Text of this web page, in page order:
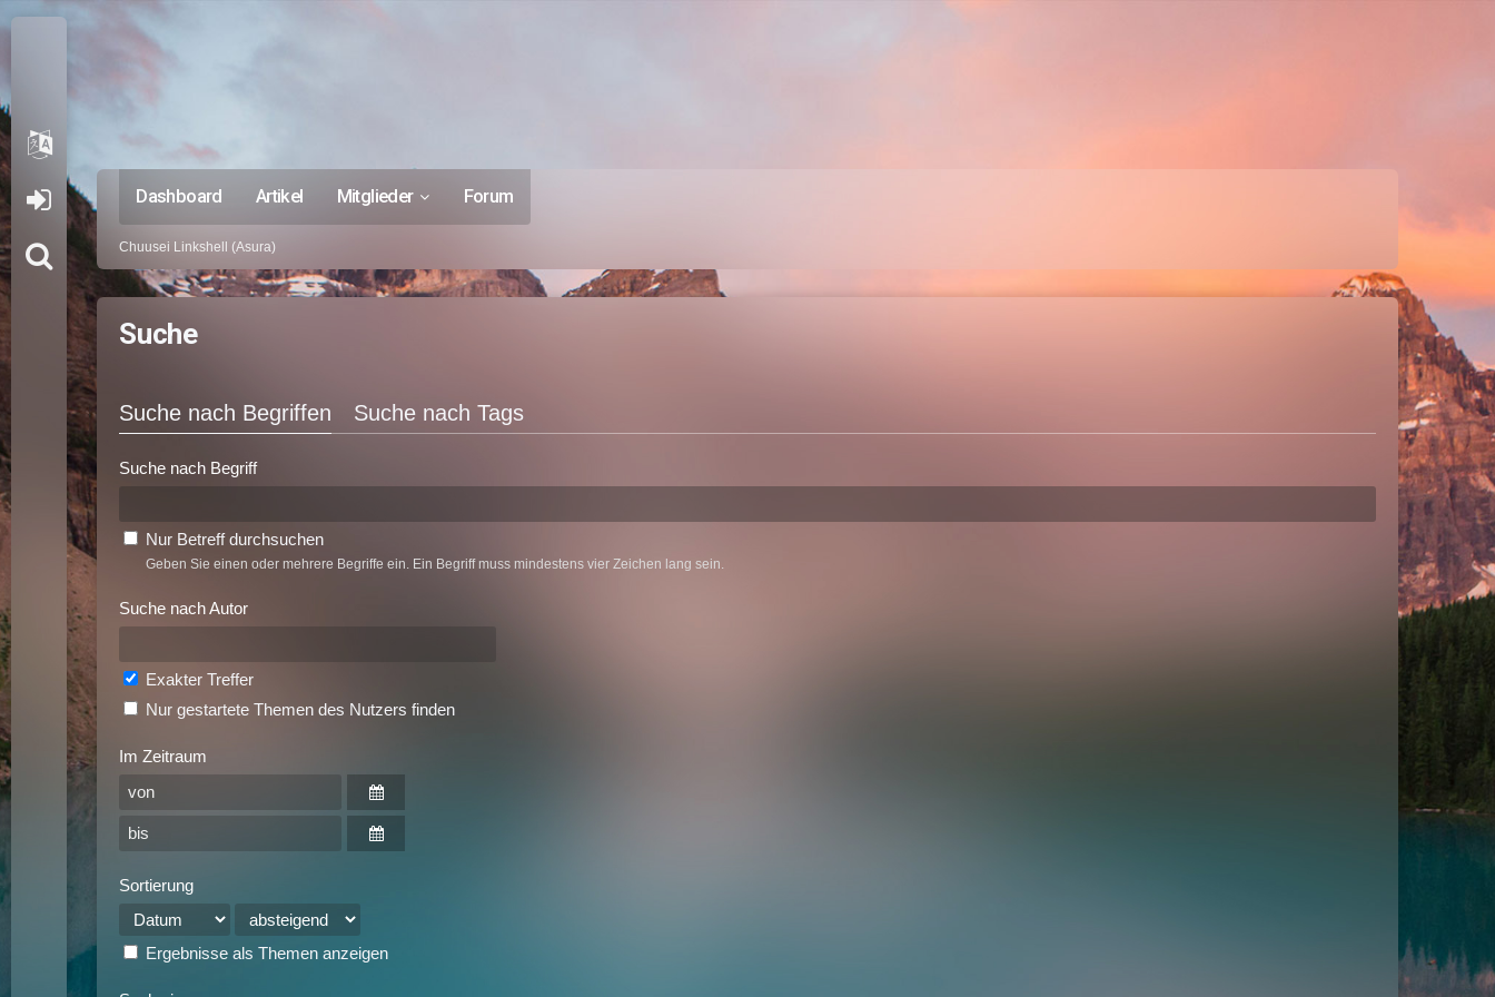
Dashboard Artikel Mitglieder Forum
Chuusei Linkshell (Asura)
Suche
Suche nach Begriffen Suche nach Tags
Suche nach Begriff
Nur Betreff durchsuchen
Geben Sie einen oder mehrere Begriffe ein. Ein Begriff muss mindestens vier Zeichen lang sein.
Suche nach Autor
Exakter Treffer
Nur gestartete Themen des Nutzers finden
Im Zeitraum
Sortierung
Ergebnisse als Themen anzeigen